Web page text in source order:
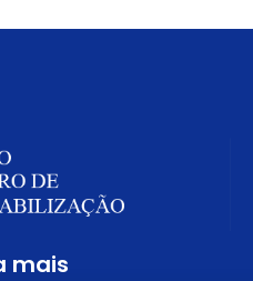
mais